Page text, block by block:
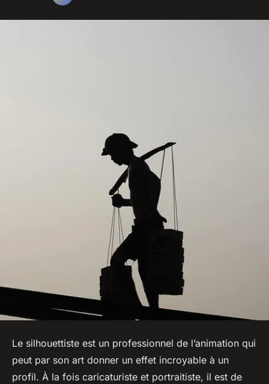
Le silhouettiste est un professionnel de l’animation qui
peut par son art donner un effet incroyable à un
profil. À la fois caricaturiste et portraitiste, il est de